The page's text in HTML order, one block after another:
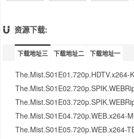
资源下载:
下载地址三 下载地址二 下载地址一
The.Mist.S01E05.720p.WEB.x264-